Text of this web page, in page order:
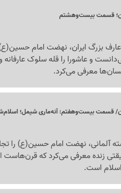
قسمت بیست‌وهشتم
بزرگ ایران، نهضت امام
و عاشورا را قله سلوک عارفانه
معرفی می‌کرد.
قسمت بیست‌وهفتم: آنه‌ماری شیمل؛
آلمانی، نهضت امام حسین(ع) را
زنده معرفی می‌کرد که قرن‌هاست
است.